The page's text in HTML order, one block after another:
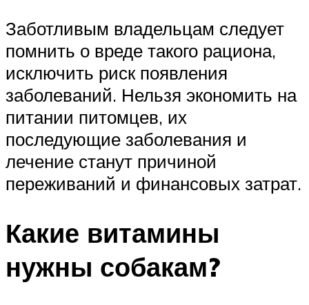
Заботливым владельцам следует
помнить о вреде такого рациона,
исключить риск появления
заболеваний. Нельзя экономить на
питании питомцев, их
последующие заболевания и
лечение станут причиной
переживаний и финансовых затрат.
Какие витамины
нужны собакам?